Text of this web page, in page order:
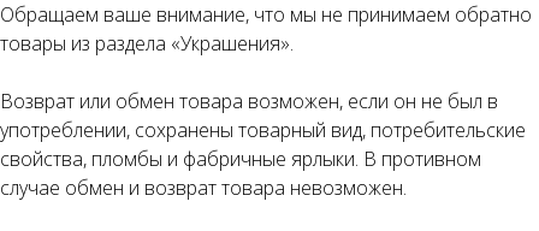
Обращаем ваше внимание, что мы не принимаем обратно
товары из раздела «Украшения».
Возврат или обмен товара возможен, если он не был в
употреблении, сохранены товарный вид, потребительские
свойства, пломбы и фабричные ярлыки. В противном
случае обмен и возврат товара невозможен.